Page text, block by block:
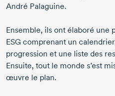
André Palaguine.
Ensemble, ils ont élaboré une
ESG comprenant un
progression et une liste des
Ensuite, tout le monde s’est
œuvre le plan.